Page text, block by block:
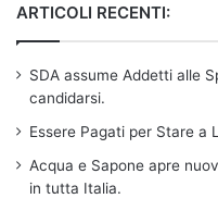
ARTICOLI RECENTI:
SDA assume Addetti alle
candidarsi.
Essere Pagati per Stare a
Acqua e Sapone apre
in tutta Italia.